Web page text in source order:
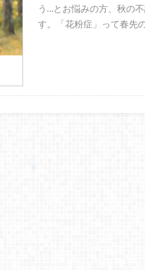
う…とお悩みの方、秋の
す。「花粉症」って春先